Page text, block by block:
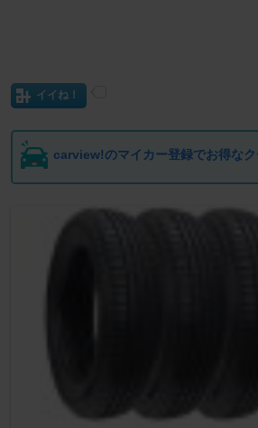
イイね！
carview!のマイカー登録でお得なク